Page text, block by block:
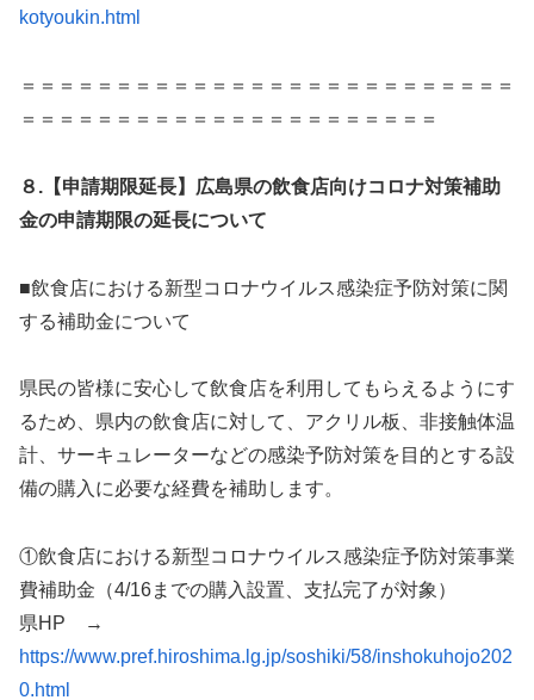
kotyoukin.html
＝＝＝＝＝＝＝＝＝＝＝＝＝＝＝＝＝＝＝＝＝＝＝＝＝＝
＝＝＝＝＝＝＝＝＝＝＝＝＝＝＝＝＝＝＝＝＝＝
８.【申請期限延長】広島県の飲食店向けコロナ対策補助
金の申請期限の延長について
■飲食店における新型コロナウイルス感染症予防対策に関
する補助金について
県民の皆様に安心して飲食店を利用してもらえるようにす
るため、県内の飲食店に対して、アクリル板、非接触体温
計、サーキュレーターなどの感染予防対策を目的とする設
備の購入に必要な経費を補助します。
①飲食店における新型コロナウイルス感染症予防対策事業
費補助金（4/16までの購入設置、支払完了が対象）
県HP →
https://www.pref.hiroshima.lg.jp/soshiki/58/inshokuhojo202
0.html